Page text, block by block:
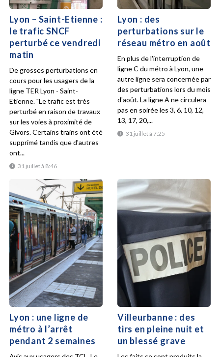
Lyon – Saint-Etienne :
le trafic SNCF
perturbé ce vendredi
matin
31 juillet à 8:46
De grosses perturbations en
cours pour les usagers de la
ligne TER Lyon - Saint-
Etienne. "Le trafic est très
perturbé en raison de travaux
sur les voies à proximité de
Givors. Certains trains ont été
supprimé tandis que d'autres
ont...
Lyon : des
perturbations sur le
réseau métro en août
31 juillet à 7:25
En plus de l'interruption de
ligne C du métro à Lyon, une
autre ligne sera concernée par
des perturbations lors du mois
d'août. La ligne A ne circulera
pas en soirée les 3, 6, 10, 12,
13, 17, 20,...
Lyon : une ligne de
métro à l’arrêt
pendant 2 semaines
Villeurbanne : des
tirs en pleine nuit et
un blessé grave